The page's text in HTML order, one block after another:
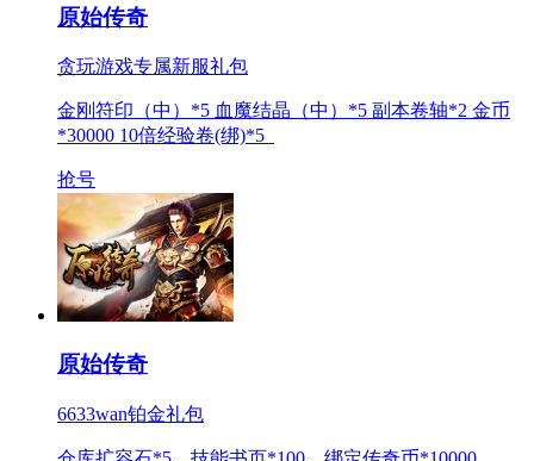
原始传奇
贪玩游戏专属新服礼包
金刚符印（中）*5 血魔结晶（中）*5 副本卷轴*2 金币
*30000 10倍经验卷(绑)*5
抢号
原始传奇
6633wan铂金礼包